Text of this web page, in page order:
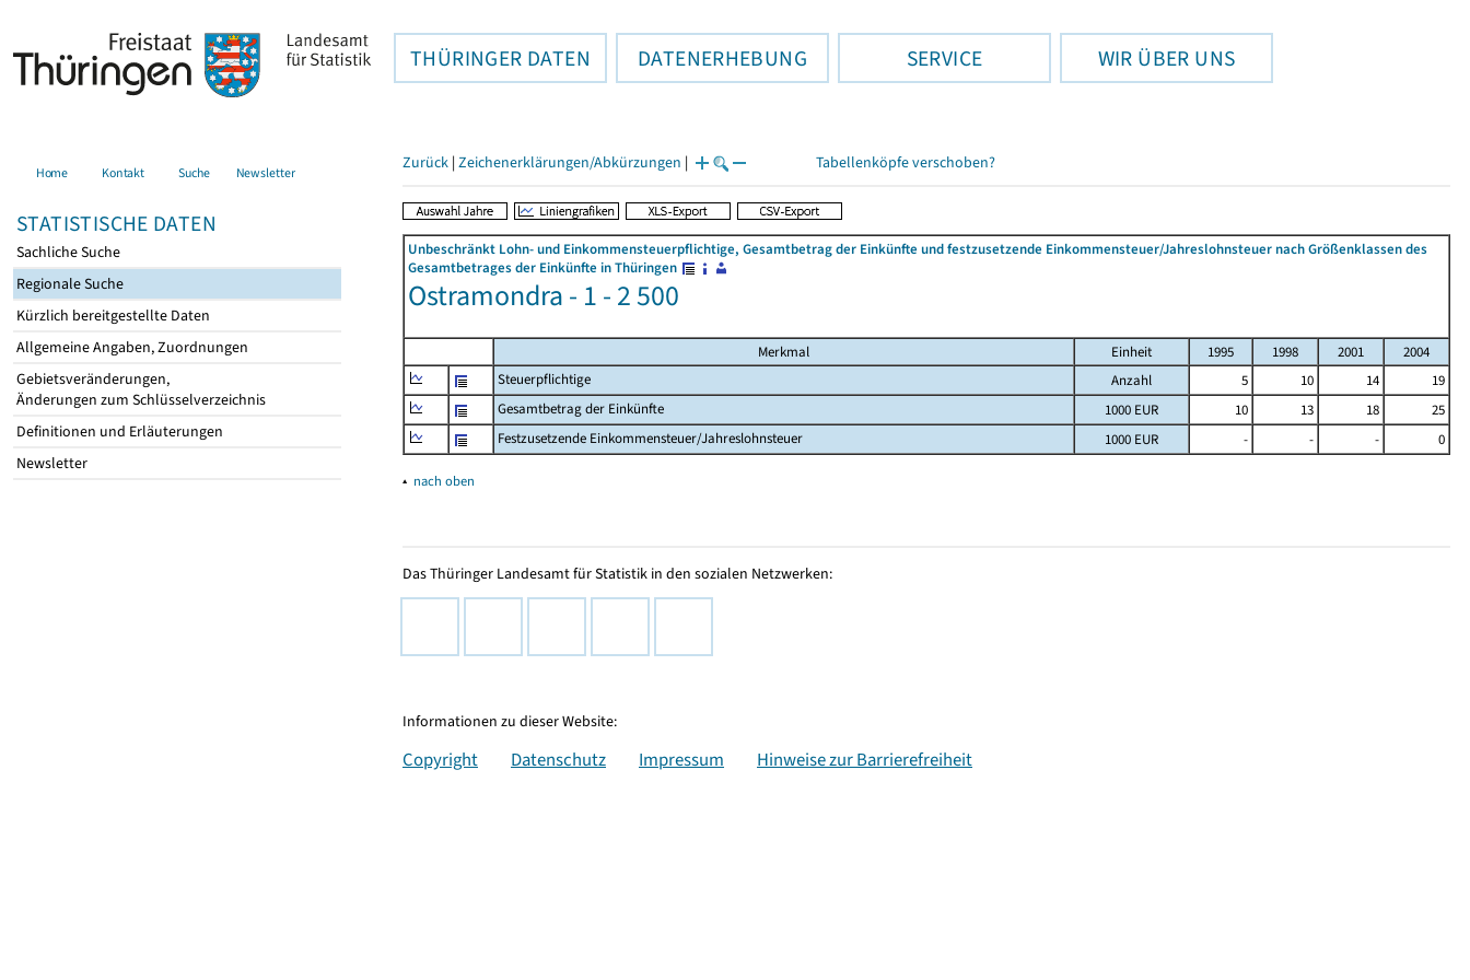
THÜRINGER DATEN DATENERHEBUNG SERVICE WIR ÜBER UNS
Home Kontakt Suche Newsletter
STATISTISCHE DATEN
Sachliche Suche
Regionale Suche
Kürzlich bereitgestellte Daten
Allgemeine Angaben, Zuordnungen
Gebietsveränderungen,
Änderungen zum Schlüsselverzeichnis
Definitionen und Erläuterungen
Newsletter
Zurück | Zeichenerklärungen/Abkürzungen | Tabellenköpfe verschoben?
Unbeschränkt Lohn- und Einkommensteuerpflichtige, Gesamtbetrag der Einkünfte und festzusetzende Einkommensteuer/Jahreslohnsteuer nach Größenklassen des
Gesamtbetrages der Einkünfte in Thüringen
Ostramondra - 1 - 2 500
Merkmal Einheit 1995 1998 2001
2004
Steuerpflichtige
Anzahl 5 10 14
19
Gesamtbetrag der Einkünfte
1000 EUR 10 13 18
25
Festzusetzende Einkommensteuer/Jahreslohnsteuer
1000 EUR - - - 0
▴ nach oben
Das Thüringer Landesamt für Statistik in den sozialen Netzwerken:
Informationen zu dieser Website:
Copyright Datenschutz Impressum Hinweise zur Barrierefreiheit